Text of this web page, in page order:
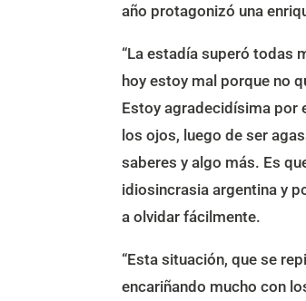
año protagonizó una
“La estadía superó todas
hoy estoy mal porque no
Estoy agradecidísima por
los ojos, luego de ser
saberes y algo más. Es
idiosincrasia argentina y
a olvidar fácilmente.
“Esta situación, que se
encariñando mucho con